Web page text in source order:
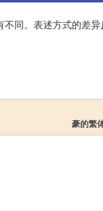
不同。表述方式的差
豪的繁